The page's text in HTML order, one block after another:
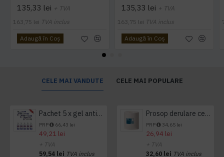
135,33 lei + TVA
163,75 lei TVA inclus
Adaugă în Coş
135,33 lei + TVA
163,75 lei TVA inclus
Adaugă în Coş
CELE MAI VANDUTE CELE MAI POPULARE
Pachet 5 x gel antibacterian 50ml si 3 x Servetele antibacteriene 48 buc Hygienium
PRP 66,43 lei
49,21 lei
+ TVA
59,54 lei TVA inclus
Prosop derulare centrala 1 pliu, 300 m Tork
PRP 34,65 lei
26,94 lei
+ TVA
32,60 lei TVA inclus